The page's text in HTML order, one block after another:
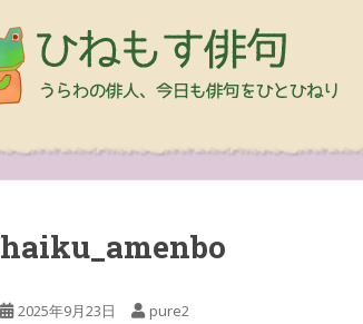
haiku_amenbo
2025年9月23日 pure2